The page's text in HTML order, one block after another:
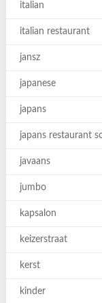
italian
italian restaurant
jansz
japanese
japans
japans restaurant
javaans
jumbo
kapsalon
keizerstraat
kerst
kinder